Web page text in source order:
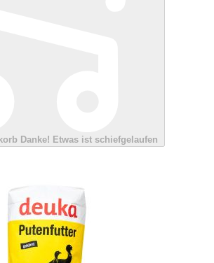
Danke! Etwas ist schiefgelaufen